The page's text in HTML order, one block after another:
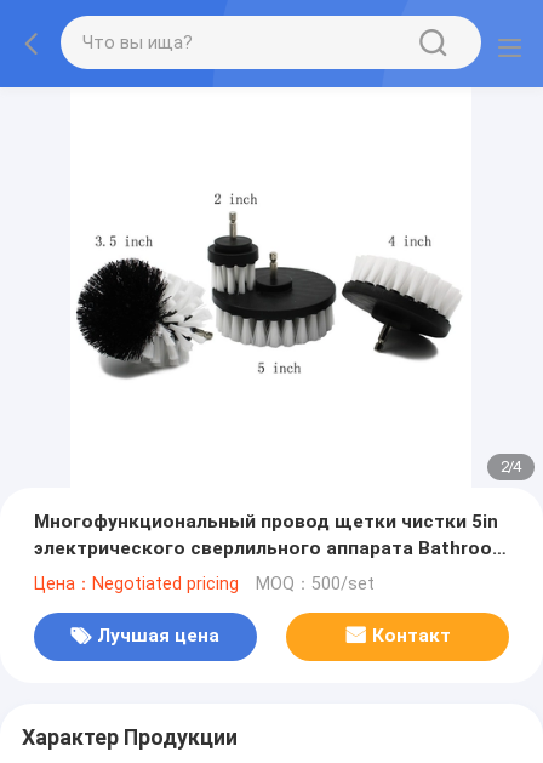
2/4
Многофункциональный провод щетки чистки 5in
электрического сверлильного аппарата Bathroom
PP
Цена：Negotiated pricing MOQ：500/set
Лучшая цена Контакт
Характер Продукции